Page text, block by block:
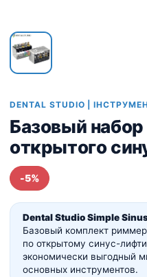
DENTAL STUDIO |
Базовый
открытого
-5%
Dental Studio Simple
Базовый комплект
по открытому синус-
экономически выгодный
основных инструментов.